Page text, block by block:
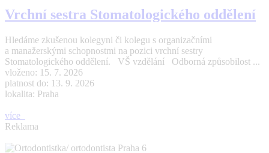
Vrchní sestra Stomatologického oddělení
Hledáme zkušenou kolegyni či kolegu s organizačními
a manažerskými schopnostmi na pozici vrchní sestry
Stomatologického oddělení. VŠ vzdělání Odborná způsobilost ...
vloženo: 15. 7. 2026
platnost do: 13. 9. 2026
lokalita: Praha
více
Reklama